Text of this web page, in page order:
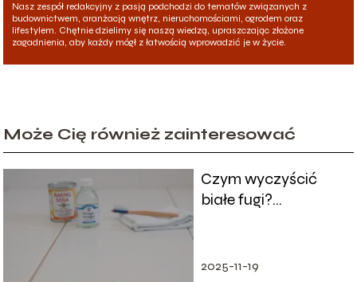
Nasz zespół redakcyjny z pasją podchodzi do tematów związanych z
budownictwem, aranżacją wnętrz, nieruchomościami, ogrodem oraz
lifestylem. Chętnie dzielimy się naszą wiedzą, upraszczając złożone
zagadnienia, aby każdy mógł z łatwością wprowadzić je w życie.
Może Cię również zainteresować
Czym wyczyścić
białe fugi?
2025-11-19